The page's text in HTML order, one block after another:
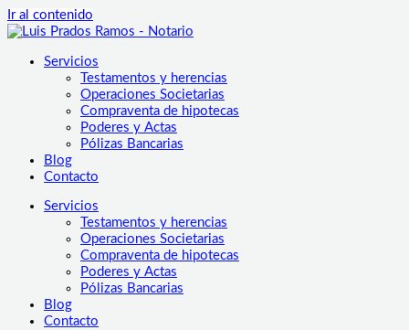
Ir al contenido
Servicios
Testamentos y herencias
Operaciones Societarias
Compraventa de hipotecas
Poderes y Actas
Pólizas Bancarias
Blog
Contacto
Servicios
Testamentos y herencias
Operaciones Societarias
Compraventa de hipotecas
Poderes y Actas
Pólizas Bancarias
Blog
Contacto